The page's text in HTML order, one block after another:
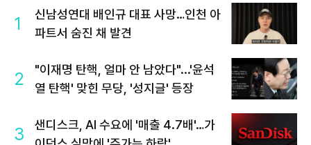
1
신남성연대 배인규 대표 사망…인천 아
파트서 숨진 채 발견
2
"이재명 탄핵, 얼마 안 남았다"...'윤석
열 탄핵' 맞힌 무당, '성지글' 등장
3
샌디스크, AI 수요에 '매출 4.7배'…가